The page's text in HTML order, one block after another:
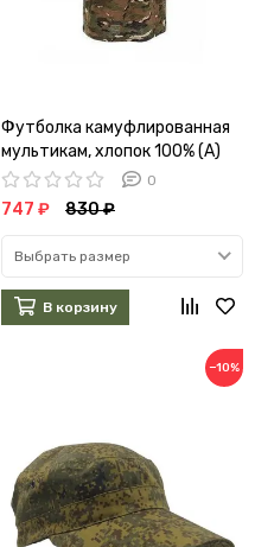
Футболка камуфлированная
мультикам, хлопок 100% (А)
0
747 ₽ 830 ₽
Выбрать размер
В корзину
−10%